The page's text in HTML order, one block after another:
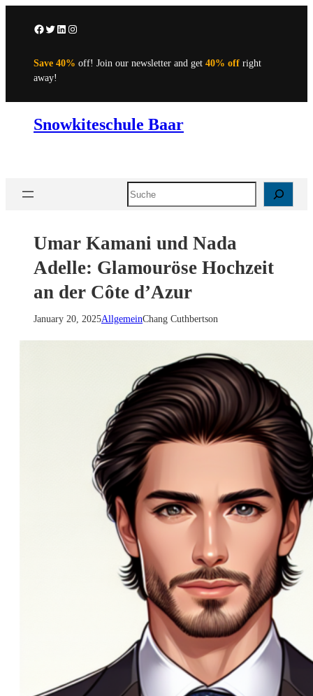
Facebook
Twitter
LinkedIn
Instagram
Save 40% off! Join our newsletter and get 40% off right
away!
Snowkiteschule Baar
Search
Umar Kamani und Nada
Adelle: Glamouröse Hochzeit
an der Côte d’Azur
January 20, 2025AllgemeinChang Cuthbertson